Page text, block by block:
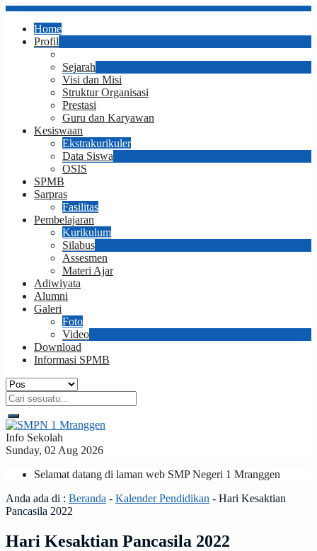
Home
Profil
Sejarah
Visi dan Misi
Struktur Organisasi
Prestasi
Guru dan Karyawan
Kesiswaan
Ekstrakurikuler
Data Siswa
OSIS
SPMB
Sarpras
Fasilitas
Pembelajaran
Kurikulum
Silabus
Assesmen
Materi Ajar
Adiwiyata
Alumni
Galeri
Foto
Video
Download
Informasi SPMB
Info Sekolah
Sunday, 02 Aug 2026
Selamat datang di laman web SMP Negeri 1 Mranggen
Anda ada di : Beranda - Kalender Pendidikan - Hari Kesaktian
Pancasila 2022
Hari Kesaktian Pancasila 2022